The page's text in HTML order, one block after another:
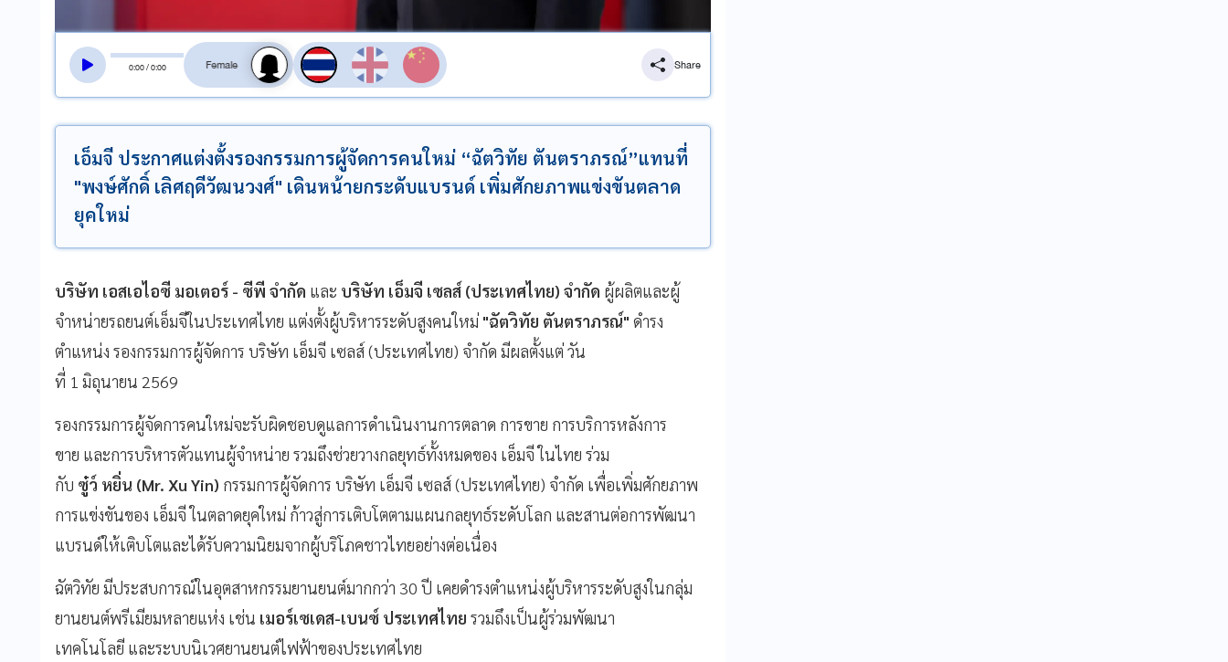
0:00/0:00
สลับเสียงอ่าน
Share
เอ็มจี ประกาศแต่งตั้งรองกรรมการผู้จัดการคนใหม่ “ฉัตวิทัย ตันตราภรณ์”แทนที่
"พงษ์ศักดิ์ เลิศฤดีวัฒนวงศ์" เดินหน้ายกระดับแบรนด์ เพิ่มศักยภาพแข่งขันตลาด
ยุคใหม่
บริษัท เอสเอไอซี มอเตอร์ - ซีพี จำกัด และ บริษัท เอ็มจี เซลส์ (ประเทศไทย) จำกัด ผู้ผลิตและผู้
จำหน่ายรถยนต์เอ็มจีในประเทศไทย แต่งตั้งผู้บริหารระดับสูงคนใหม่ "ฉัตวิทัย ตันตราภรณ์" ดำรง
ตำแหน่ง รองกรรมการผู้จัดการ บริษัท เอ็มจี เซลส์ (ประเทศไทย) จำกัด มีผลตั้งแต่ วัน
ที่ 1 มิถุนายน 2569
รองกรรมการผู้จัดการคนใหม่จะรับผิดชอบดูแลการดำเนินงานการตลาด การขาย การบริการหลังการ
ขาย และการบริหารตัวแทนผู้จำหน่าย รวมถึงช่วยวางกลยุทธ์ทั้งหมดของ เอ็มจี ในไทย ร่วม
กับ ซู๋ว์ หยิ่น (Mr. Xu Yin) กรรมการผู้จัดการ บริษัท เอ็มจี เซลส์ (ประเทศไทย) จำกัด เพื่อเพิ่มศักยภาพ
การแข่งขันของ เอ็มจี ในตลาดยุคใหม่ ก้าวสู่การเติบโตตามแผนกลยุทธ์ระดับโลก และสานต่อการพัฒนา
แบรนด์ให้เติบโตและได้รับความนิยมจากผู้บริโภคชาวไทยอย่างต่อเนื่อง
ฉัตวิทัย มีประสบการณ์ในอุตสาหกรรมยานยนต์มากกว่า 30 ปี เคยดำรงตำแหน่งผู้บริหารระดับสูงในกลุ่ม
ยานยนต์พรีเมียมหลายแห่ง เช่น เมอร์เซเดส-เบนซ์ ประเทศไทย รวมถึงเป็นผู้ร่วมพัฒนา
เทคโนโลยี และระบบนิเวศยานยนต์ไฟฟ้าของประเทศไทย